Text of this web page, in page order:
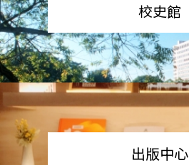
校史館
出版中心